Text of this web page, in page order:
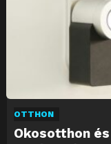
OTTHON
Okosotthon